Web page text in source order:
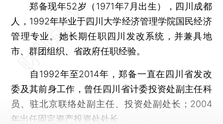
郑备现年52岁（1971年7月出生），四川成都
人，1992年毕业于四川大学经济管理学院国民经济
管理专业。她长期任职四川发改系统，并兼具地
市、群团组织、省政府任职经验。
自1992年至2014年，郑备一直在四川省发改
委及其前身工作，曾任四川省计委投资处副主任科
员、驻北京联络处副主任、投资处副处长；2004
年出任固定资产投资处处长。